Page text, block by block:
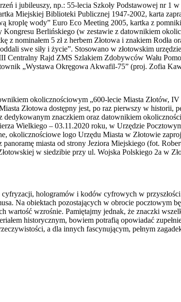
i jubileuszy, np.: 55-lecia Szkoły Podstawowej nr 1
Miejskiej Biblioteki Publicznej 1947-2002, karta
kroplę wody” Euro Eco Meeting 2005, kartka z
Berlińskiego (w zestawie z datownikiem
nominałem 5 zł z herbem Złotowa i znakiem Rodła
swe siły i życie”. Stosowano w złotowskim
Centralny Rajd ZMS Szlakiem Zdobywców Wału
„Wystawa Okręgowa Akwafil-75” (proj. Zofia
okolicznościowym „600-lecie Miasta Złotów,
Złotowa dostępny jest, po raz pierwszy w historii,
znaczkiem oraz datownikiem
Wielkiego – 03.11.2020 roku, w Urzędzie
okolicznościowe logo Urzędu Miasta w Złotowie
miasta od strony Jeziora Miejskiego (fot.
w siedzibie przy ul. Wojska Polskiego 2a w
hologramów i kodów cyfrowych w przyszłości
Na obiektach pozostających w obrocie pocztowym
wartość wzrośnie. Pamiętajmy jednak, że znaczki
historycznym, bowiem potrafią opowiadać
a dla innych fascynującym, pełnym